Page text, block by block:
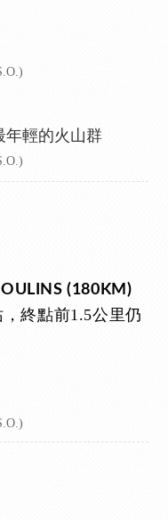
年輕的火山群
(180KM)
終點前1.5公里仍